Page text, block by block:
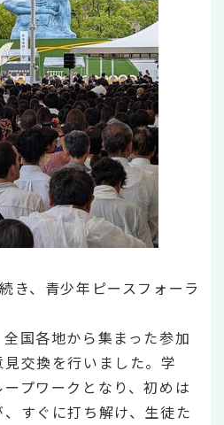
き、青少年ピースフォーラ
国各地から集まった参加
交換を行いました。学
プワークとなり、初めは
すぐに打ち解け、生徒た